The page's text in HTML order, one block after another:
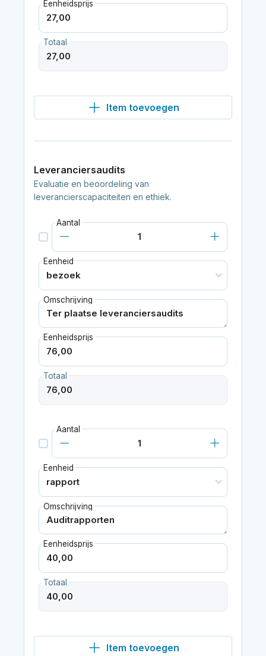
Eenheidsprijs
Totaal
Item toevoegen
Leveranciersaudits
Evaluatie en beoordeling van
leverancierscapaciteiten en ethiek.
Aantal
Eenheid
Omschrijving
Eenheidsprijs
Totaal
Aantal
Eenheid
Omschrijving
Eenheidsprijs
Totaal
Item toevoegen